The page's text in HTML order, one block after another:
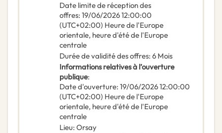
Date limite de réception des
offres: 19/06/202612:00:00
(UTC+02:00) Heure de l'Europe
orientale, heure d'été de l'Europe
centrale
Durée de validité des offres: 6 Mois
Informations relatives à l’ouverture
publique:
Date d'ouverture: 19/06/202612:00:00
(UTC+02:00) Heure de l'Europe
orientale, heure d'été de l'Europe
centrale
Lieu: Orsay